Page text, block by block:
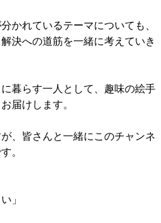
かれているテーマについても、
決への道筋を一緒に考えていき
暮らす一人として、趣味の絵手
届けします。
、皆さんと一緒にこのチャンネ
。
」